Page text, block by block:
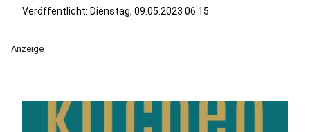
Veröffentlicht: Dienstag, 09.05.2023 06:15
Anzeige